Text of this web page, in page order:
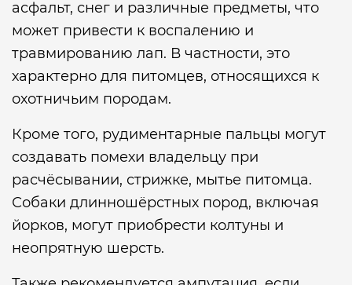
асфальт, снег и различные предметы, что
может привести к воспалению и
травмированию лап. В частности, это
характерно для питомцев, относящихся к
охотничьим породам.
Кроме того, рудиментарные пальцы могут
создавать помехи владельцу при
расчёсывании, стрижке, мытье питомца.
Собаки длинношёрстных пород, включая
йорков, могут приобрести колтуны и
неопрятную шерсть.